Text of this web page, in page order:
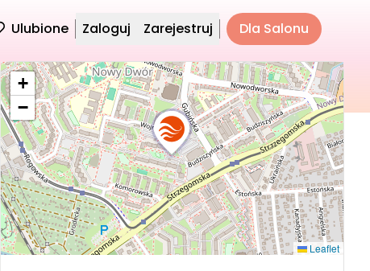
Ulubione Zaloguj Zarejestruj Dla Salonu
+
−
Leaflet